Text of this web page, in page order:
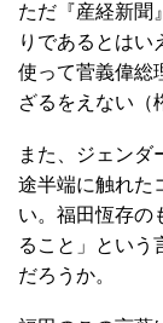
ただ『産経新聞
りであるとはい
使って菅義偉総
ざるをえない（
また、ジェンダ
途半端に触れた
い。福田恆存の
ること」という
だろうか。